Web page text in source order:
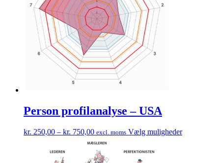
Person profilanalyse – USA
kr. 250,00 – kr. 750,00Prisinterval:
kr. 250,00
til
kr. 750,00
excl. moms Vælg mulighederDette